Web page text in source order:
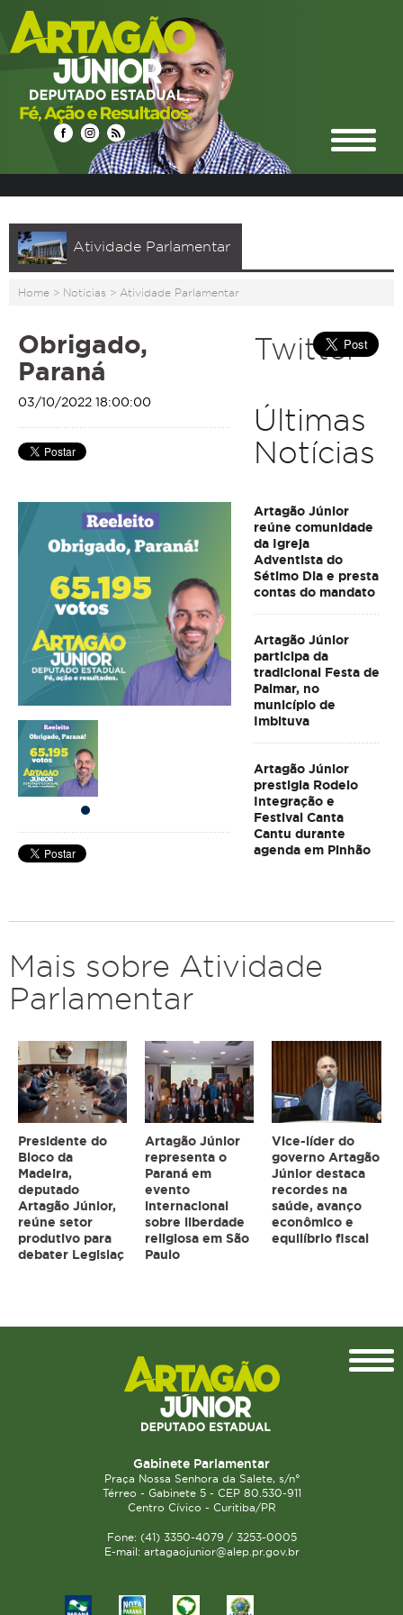
Atividade Parlamentar
Home > Notícias > Atividade Parlamentar
Obrigado,
Paraná
03/10/2022 18:00:00
Twitter
Últimas
Notícias
Artagão Júnior
reúne comunidade
da Igreja
Adventista do
Sétimo Dia e presta
contas do mandato
Artagão Júnior
participa da
tradicional Festa de
Palmar, no
município de
Imbituva
Artagão Júnior
prestigia Rodeio
Integração e
Festival Canta
Cantu durante
agenda em Pinhão
Mais sobre Atividade
Parlamentar
Presidente do
Bloco da
Madeira,
deputado
Artagão Júnior,
reúne setor
produtivo para
debater Legislaç
Artagão Júnior
representa o
Paraná em
evento
internacional
sobre liberdade
religiosa em São
Paulo
Vice-líder do
governo Artagão
Júnior destaca
recordes na
saúde, avanço
econômico e
equilíbrio fiscal
Gabinete Parlamentar
Praça Nossa Senhora da Salete, s/n°
Térreo - Gabinete 5 - CEP 80.530-911
Centro Cívico - Curitiba/PR
Fone: (41) 3350-4079 / 3253-0005
E-mail: artagaojunior@alep.pr.gov.br